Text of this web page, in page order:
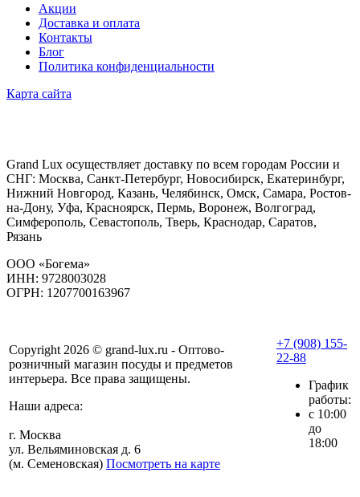
Акции
Доставка и оплата
Контакты
Блог
Политика конфиденциальности
Карта сайта
Grand Lux осуществляет доставку по всем городам России и
СНГ: Москва, Санкт-Петербург, Новосибирск, Екатеринбург,
Нижний Новгород, Казань, Челябинск, Омск, Самара, Ростов-
на-Дону, Уфа, Красноярск, Пермь, Воронеж, Волгоград,
Симферополь, Севастополь, Тверь, Краснодар, Саратов,
Рязань
ООО «Богема»
ИНН: 9728003028
ОГРН: 1207700163967
Copyright 2026 © grand-lux.ru - Оптово-
розничный магазин посуды и предметов
интерьера. Все права защищены.
Наши адреса:
г. Москва
ул. Вельяминовская д. 6
(м. Семеновская) Посмотреть на карте
+7 (908) 155-
22-88
График
работы:
с 10:00
до
18:00